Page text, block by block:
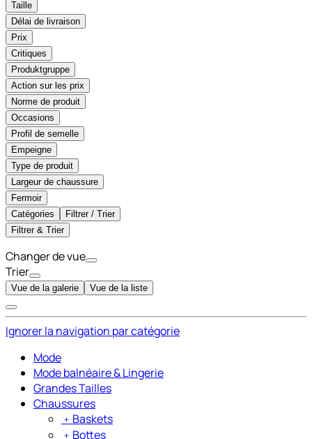
Taille
Délai de livraison
Prix
Critiques
Produktgruppe
Action sur les prix
Norme de produit
Occasions
Profil de semelle
Empeigne
Type de produit
Largeur de chaussure
Fermoir
Catégories
Filtrer / Trier
Filtrer & Trier
Changer de vue
Trier
Vue de la galerie Vue de la liste
Ignorer la navigation par catégorie
Mode
Mode balnéaire & Lingerie
Grandes Tailles
Chaussures
﹢ Baskets
﹢ Bottes